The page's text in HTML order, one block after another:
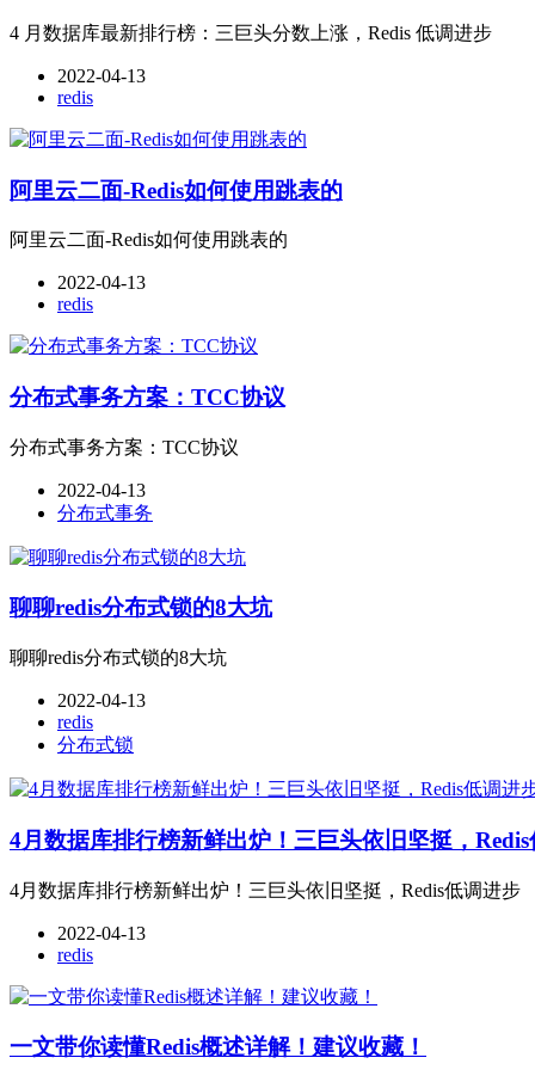
4 月数据库最新排行榜：三巨头分数上涨，Redis 低调进步
2022-04-13
redis
阿里云二面-Redis如何使用跳表的
阿里云二面-Redis如何使用跳表的
2022-04-13
redis
分布式事务方案：TCC协议
分布式事务方案：TCC协议
2022-04-13
分布式事务
聊聊redis分布式锁的8大坑
聊聊redis分布式锁的8大坑
2022-04-13
redis
分布式锁
4月数据库排行榜新鲜出炉！三巨头依旧坚挺，
4月数据库排行榜新鲜出炉！三巨头依旧坚挺，Redis低调进步
2022-04-13
redis
一文带你读懂Redis概述详解！建议收藏！